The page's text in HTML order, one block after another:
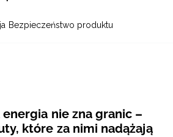
Bezpieczeństwo produktu
nie zna granic –
które za nimi nadążają